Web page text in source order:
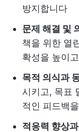
방지합니다
문제 해결 및
책을 위한 열
확성을 높이
목적 의식과
시키고, 목표
적인 피드백
적응력 향상